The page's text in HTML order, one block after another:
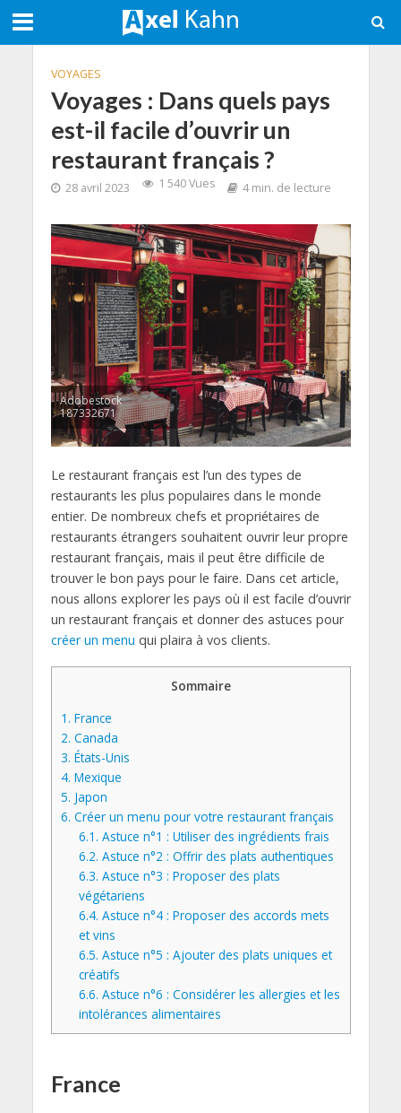
VOYAGES
Voyages : Dans quels pays
est-il facile d’ouvrir un
restaurant français ?
28 avril 2023 1 540 Vues 4 min. de lecture
Adobestock
187332671
Le restaurant français est l’un des types de
restaurants les plus populaires dans le monde
entier. De nombreux chefs et propriétaires de
restaurants étrangers souhaitent ouvrir leur propre
restaurant français, mais il peut être difficile de
trouver le bon pays pour le faire. Dans cet article,
nous allons explorer les pays où il est facile d’ouvrir
un restaurant français et donner des astuces pour
créer un menu qui plaira à vos clients.
Sommaire
1. France
2. Canada
3. États-Unis
4. Mexique
5. Japon
6. Créer un menu pour votre restaurant français
6.1. Astuce n°1 : Utiliser des ingrédients frais
6.2. Astuce n°2 : Offrir des plats authentiques
6.3. Astuce n°3 : Proposer des plats
végétariens
6.4. Astuce n°4 : Proposer des accords mets
et vins
6.5. Astuce n°5 : Ajouter des plats uniques et
créatifs
6.6. Astuce n°6 : Considérer les allergies et les
intolérances alimentaires
France